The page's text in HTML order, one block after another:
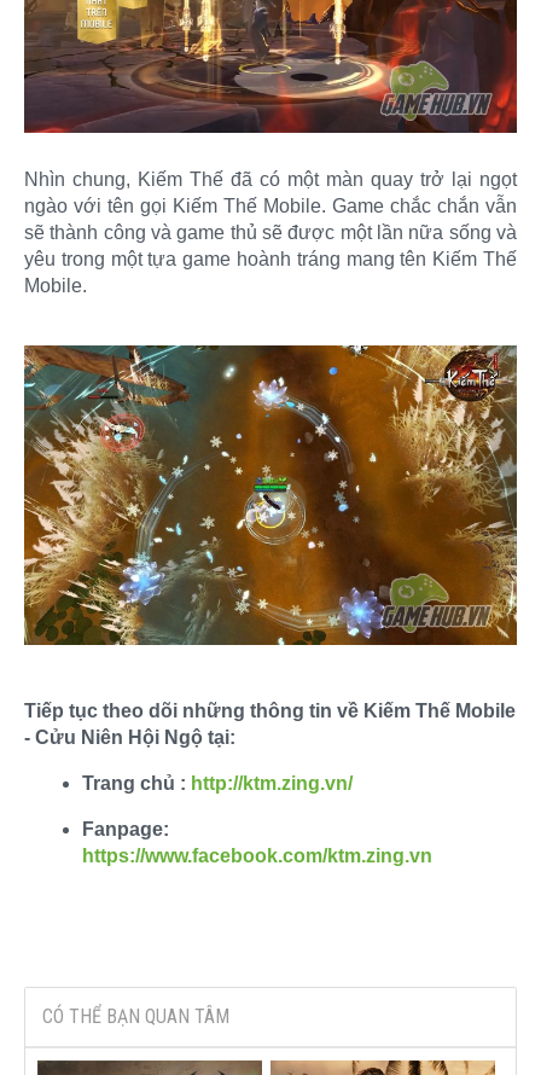
Nhìn chung, Kiếm Thế đã có một màn quay trở lại ngọt
ngào với tên gọi Kiếm Thế Mobile. Game chắc chắn vẫn
sẽ thành công và game thủ sẽ được một lần nữa sống và
yêu trong một tựa game hoành tráng mang tên Kiếm Thế
Mobile.
Tiếp tục theo dõi những thông tin về Kiếm Thế Mobile
- Cửu Niên Hội Ngộ tại:
Trang chủ : http://ktm.zing.vn/
Fanpage:
https://www.facebook.com/ktm.zing.vn
CÓ THỂ BẠN QUAN TÂM